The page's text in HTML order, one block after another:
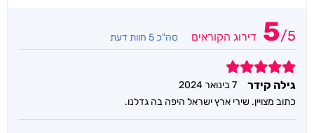
5/5 דירוג הקוראים סה"כ 5 חוות דעת
5
גילה קידר
7 בינואר 2024
כתוב מצויין. שירי ארץ ישראל היפה בה גדלנו.